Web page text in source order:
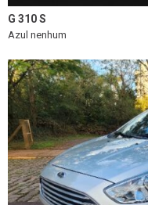
G 310 S
Azul nenhum